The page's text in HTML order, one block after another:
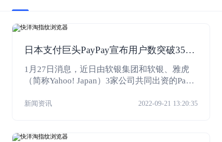
日本支付巨头PayPay宣布用户数突破3500
1月27日消息，近日由软银集团和软银、雅虎
（简称Yahoo! Japan）3家公司共同出资的PayP
y”在2021年1月4日用户数突破了3500万人。
新闻资讯 2022-09-21 13:20:35